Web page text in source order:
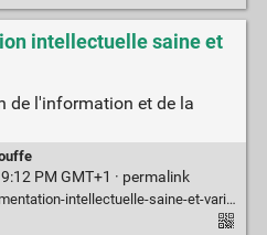
intellectuelle saine et
de l'information et de la
PM GMT+1 · permalink
intellectuelle-saine-et-variee/